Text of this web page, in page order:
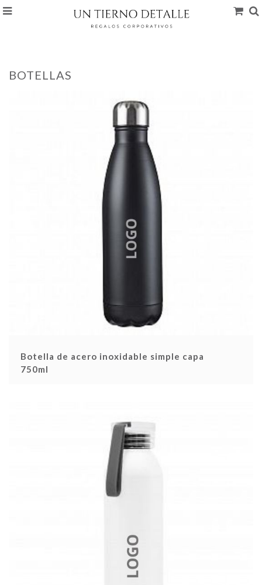
BOTELLAS
Botella de acero inoxidable simple capa
750ml